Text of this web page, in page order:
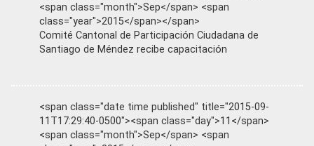
<span class="month">Sep</span> <span
class="year">2015</span></span>
Comité Cantonal de Participación Ciudadana de
Santiago de Méndez recibe capacitación
<span class="date time published" title="2015-09-
11T17:29:40-0500"><span class="day">11</span>
<span class="month">Sep</span> <span